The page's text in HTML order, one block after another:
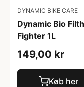
DYNAMIC BIKE CARE
Dynamic Bio Filth
Fighter 1L
149,00 kr
Køb her